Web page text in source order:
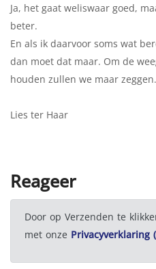
Ja, het gaat weliswaar goed,
beter.
En als ik daarvoor soms wat
dan moet dat maar. Om de
houden zullen we maar zeggen.
Lies ter Haar
Reageer
Door op Verzenden te
met onze Privacyverklaring